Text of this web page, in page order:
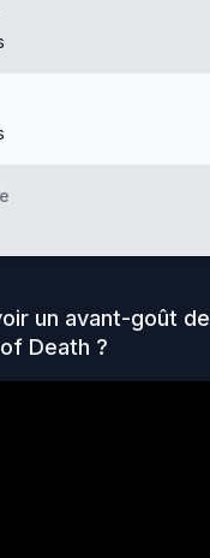
un avant-goût de
Death ?